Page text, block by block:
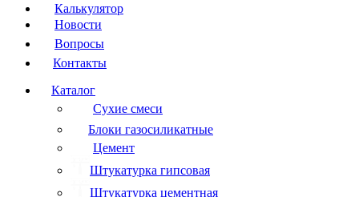
Калькулятор
Новости
Вопросы
Контакты
Каталог
Сухие смеси
Блоки газосиликатные
Цемент
Штукатурка гипсовая
Штукатурка цементная